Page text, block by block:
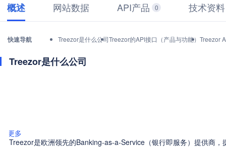
概述 网站数据 API产品 0 技术资料
快速导航 Treezor是什么公司Treezor的API接口（产品与功能） Treezor
Treezor是什么公司
更多
Treezor是欧洲领先的Banking-as-a-Service（银行即服务）提供商